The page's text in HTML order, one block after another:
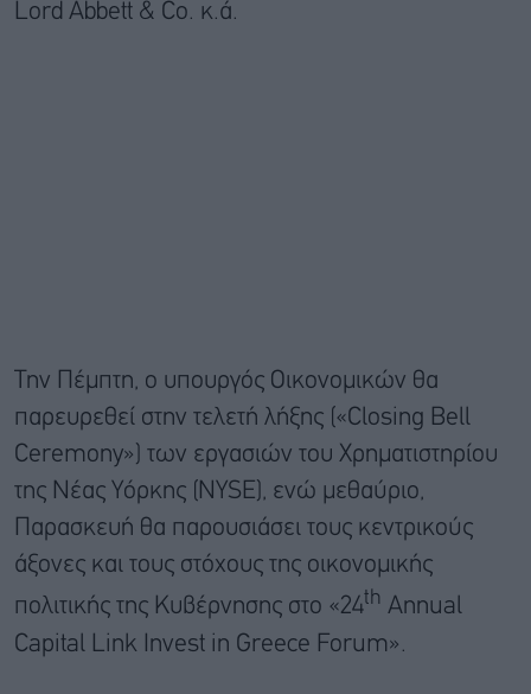
Lord Abbett & Co. κ.ά.
Την Πέμπτη, ο υπουργός Οικονομικών θα
παρευρεθεί στην τελετή λήξης («Closing Bell
Ceremony») των εργασιών του Χρηματιστηρίου
της Νέας Υόρκης (NYSE), ενώ μεθαύριο,
Παρασκευή θα παρουσιάσει τους κεντρικούς
άξονες και τους στόχους της οικονομικής
πολιτικής της Κυβέρνησης στο «24th Annual
Capital Link Invest in Greece Forum».